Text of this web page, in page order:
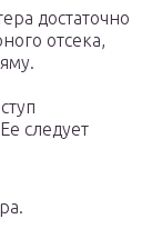
достаточно
отсека,
следует